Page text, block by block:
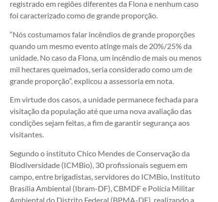
registrado em regiões diferentes da Flona e nenhum caso
foi caracterizado como de grande proporção.
“Nós costumamos falar incêndios de grande proporções
quando um mesmo evento atinge mais de 20%/25% da
unidade. No caso da Flona, um incêndio de mais ou menos
mil hectares queimados, seria considerado como um de
grande proporção”, explicou a assessoria em nota.
Em virtude dos casos, a unidade permanece fechada para
visitação da população até que uma nova avaliação das
condições sejam feitas, a fim de garantir segurança aos
visitantes.
Segundo o instituto Chico Mendes de Conservação da
Biodiversidade (ICMBio), 30 profissionais seguem em
campo, entre brigadistas, servidores do ICMBio, Instituto
Brasília Ambiental (Ibram-DF), CBMDF e Polícia Militar
Ambiental do Distrito Federal (BPMA-DF), realizando a